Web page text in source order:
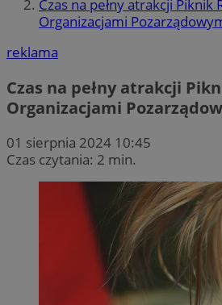
Czas na pełny atrakcji Piknik
Organizacjami
reklama
Czas na pełny atrakcji
Organizacjami
01 sierpnia 2024 10:45
Czas czytania: 2 min.